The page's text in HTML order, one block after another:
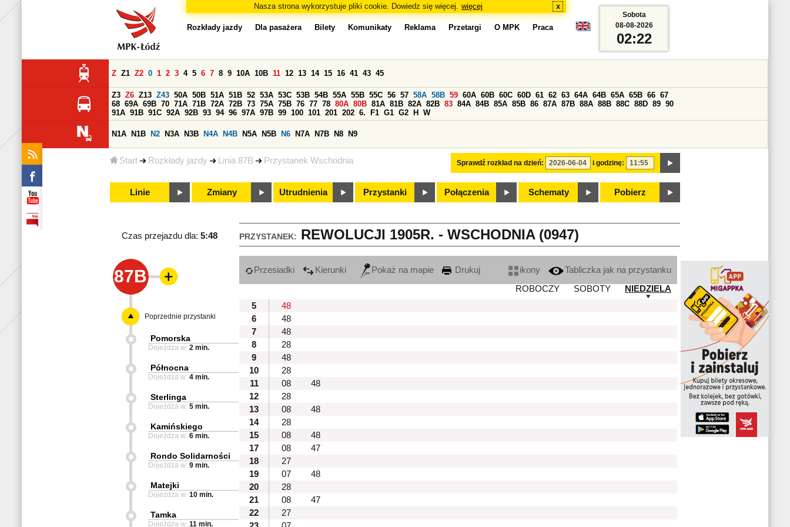
Nasza strona wykorzystuje pliki cookie. Dowiedz się więcej. więcej x
Start Rozkłady jazdy Linia 87B Przystanek Wschodnia
Rozkłady jazdy Dla pasażera Bilety Komunikaty Reklama Przetargi O MPK Praca
Sprawdź rozkład na dzień: i godzinę:
Z Z1 Z2 0 1 2 3 4 5 6 7 8 9 10A 10B 11 12 13 14 15 16 41 43 45
Z3 Z6 Z13 Z43 50A 50B 51A 51B 52 53A 53C 53B 54B 55A 55B 55C 56 57 58A 58B 59 60A 60B 60C 60D 61 62 63 64A 64B 65A 65B 66 67
68 69A 69B 70 71A 71B 72A 72B 73 75A 75B 76 77 78 80A 80B 81A 81B 82A 82B 83 84A 84B 85A 85B 86 87A 87B 88A 88B 88C 88D 89 90
91A 91B 91C 92A 92B 93 94 96 97A 97B 99 100 101 201 202 6. F1 G1 G2 H W
N1A N1B N2 N3A N3B N4A N4B N5A N5B N6 N7A N7B N8 N9
Linie Zmiany Utrudnienia Przystanki Połączenia Schematy Pobierz
Sobota
08-08-2026
02:22
PRZYSTANEK: REWOLUCJI 1905R. - WSCHODNIA (0947)
Czas przejazdu dla: 5:48
87B Przesiadki Kierunki Pokaż na mapie Drukuj ikony
Tabliczka jak na przystanku
ROBOCZY
SOBOTY
NIEDZIELA
5
48
6
48
7
48
8
28
9
48
10
28
11
08
48
12
28
13
08
48
14
28
15
08
48
17
08
47
18
27
19
07
48
20
28
21
08
47
22
27
Poprzednie przystanki
Pomorska
Dojeżdża w: 2 min.
Północna
Dojeżdża w: 4 min.
Sterlinga
Dojeżdża w: 5 min.
Kamińskiego
Dojeżdża w: 6 min.
Rondo Solidarności
Dojeżdża w: 9 min.
Matejki
Dojeżdża w: 10 min.
Tamka
Dojeżdża w: 11 min.